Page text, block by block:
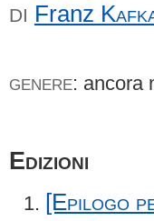
DI Franz
GENERE: ancora
Edizioni
[Epilogo